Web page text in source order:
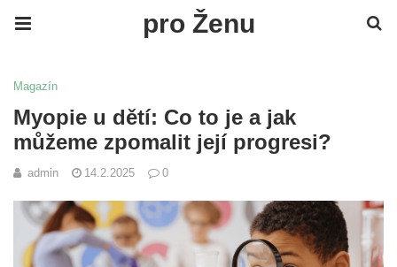
pro Ženu
Magazín
Myopie u dětí: Co to je a jak
můžeme zpomalit její progresi?
admin 14.2.2025 0